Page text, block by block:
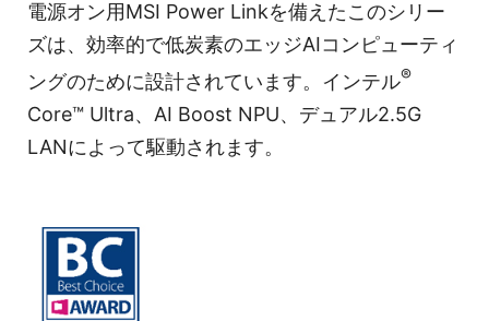
電源オン用MSI Power Linkを備えたこのシリー
ズは、効率的で低炭素のエッジAIコンピューティ
ングのために設計されています。インテル®
Core™ Ultra、AI Boost NPU、デュアル2.5G
LANによって駆動されます。